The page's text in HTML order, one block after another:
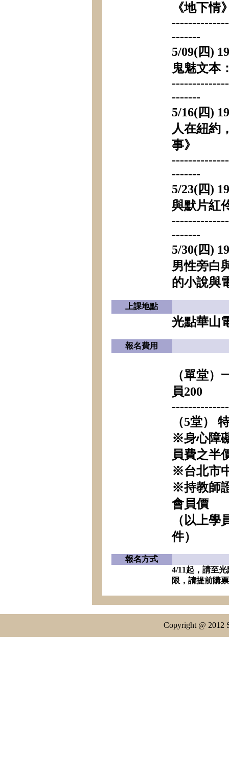
《地下情
-------
5/09(四)
鬼魅文本
-------
5/16(四)
人在紐約
事》
-------
5/23(四)
與默片紅
-------
5/30(四)
男性旁白
的小說與
上課地點
光點華山
報名費用
（單堂）
員200
（5堂）
※身心障
員費之半
※台北市
※持教師
會員價
（以上
件）
報名方式
4/11起，請至
限，請提前購
Copyright @ 2012